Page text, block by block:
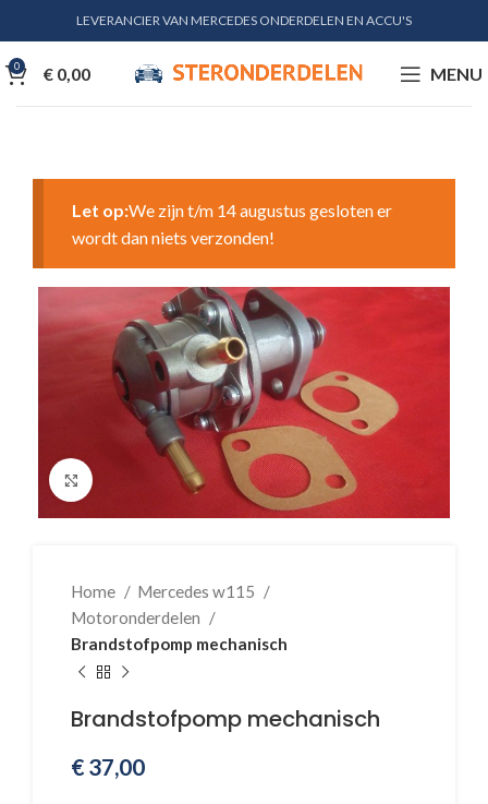
LEVERANCIER VAN MERCEDES ONDERDELEN EN ACCU'S
0 € 0,00 MENU
Let op:We zijn t/m 14 augustus gesloten er
wordt dan niets verzonden!
Klik voor vergroting
Home
Mercedes w115
Motoronderdelen
Brandstofpomp mechanisch
Brandstofpomp mechanisch
€ 37,00